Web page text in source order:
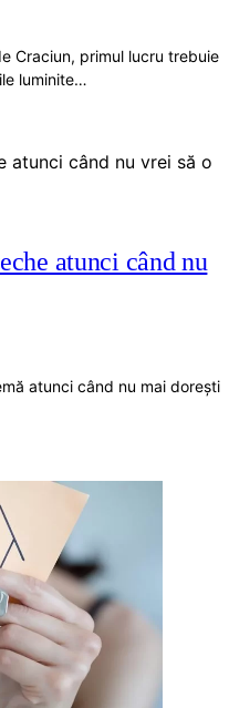
Craciun, primul lucru trebuie
luminite…
atunci când nu
atunci când nu mai dorești